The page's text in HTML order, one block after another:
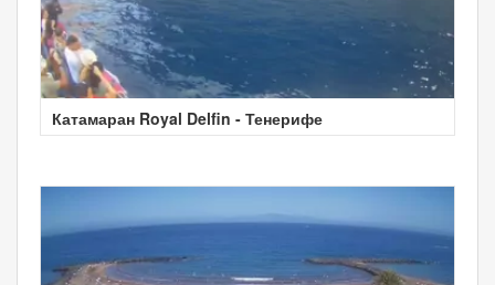
Катамаран Royal Delfin - Тенерифе